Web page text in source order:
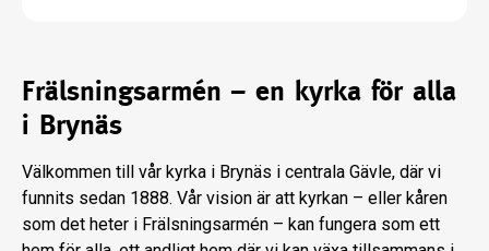
Frälsningsarmén – en kyrka för alla
i Brynäs
Välkommen till vår kyrka i Brynäs i centrala Gävle, där vi
funnits sedan 1888. Vår vision är att kyrkan – eller kåren
som det heter i Frälsningsarmén – kan fungera som ett